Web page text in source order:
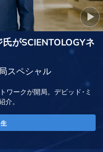
がSCIENTOLOGYネ
スペシャル
ークが開局。デビッド･ミ
。